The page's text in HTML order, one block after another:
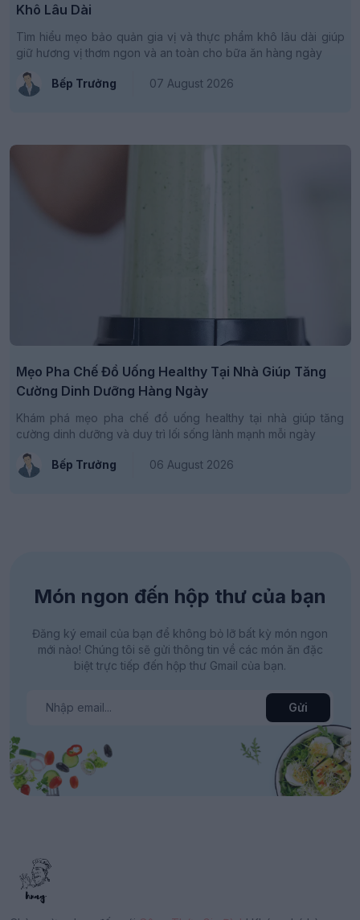
Khô Lâu Dài
Tìm hiểu mẹo bảo quản gia vị và thực phẩm khô lâu dài giúp
giữ hương vị thơm ngon và an toàn cho bữa ăn hàng ngày
Bếp Trưởng 07 August 2026
Mẹo Pha Chế Đồ Uống Healthy Tại Nhà Giúp Tăng
Cường Dinh Dưỡng Hàng Ngày
Khám phá mẹo pha chế đồ uống healthy tại nhà giúp tăng
cường dinh dưỡng và duy trì lối sống lành mạnh mỗi ngày
Bếp Trưởng 06 August 2026
Món ngon đến hộp thư của bạn
Đăng ký email của bạn để không bỏ lỡ bất kỳ món ngon
mới nào! Chúng tôi sẽ gửi thông tin về các món ăn đặc
biệt trực tiếp đến hộp thư Gmail của bạn.
Gửi